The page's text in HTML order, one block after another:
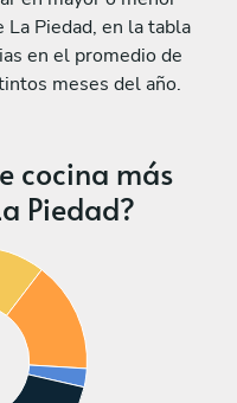
La Piedad, en la tabla
en el promedio de
meses del año.
cocina más
Piedad?